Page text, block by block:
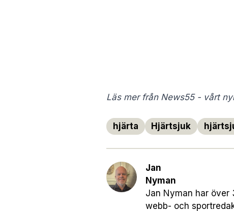
Läs mer från News55 - vårt
hjärta Hjärtsjuk
Jan
Nyman
Jan Nyman har över
webb- och